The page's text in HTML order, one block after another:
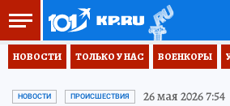
НОВОСТИ ТОЛЬКО У НАС ВОЕНКОРЫ
НОВОСТИ ПРОИСШЕСТВИЯ 26 мая 2026 7:54